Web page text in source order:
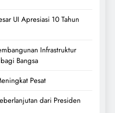
UI Apresiasi 10 Tahun
Infrastruktur
Bangsa
Pesat
dari Presiden